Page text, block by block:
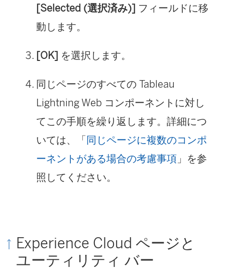
[Selected (選択済み)] フィールドに移
動します。
[OK] を選択します。
同じページのすべての Tableau
Lightning Web コンポーネントに対し
てこの手順を繰り返します。詳細につ
いては、「同じページに複数のコンポ
ーネントがある場合の考慮事項 」を参
照してください。
Experience Cloud ページと
ユーティリティ バー